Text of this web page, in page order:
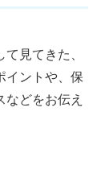
見てきた、
イントや、保
などをお伝え